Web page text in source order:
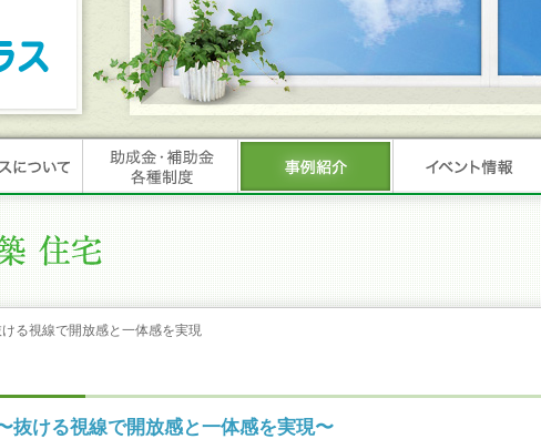
ける視線で開放感と一体感を実現
ける視線で開放感と一体感を実現〜